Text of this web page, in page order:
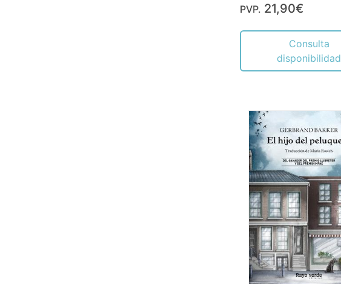
PVP. 21,90€
Consulta
disponibilidad